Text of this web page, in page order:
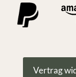
Vertrag